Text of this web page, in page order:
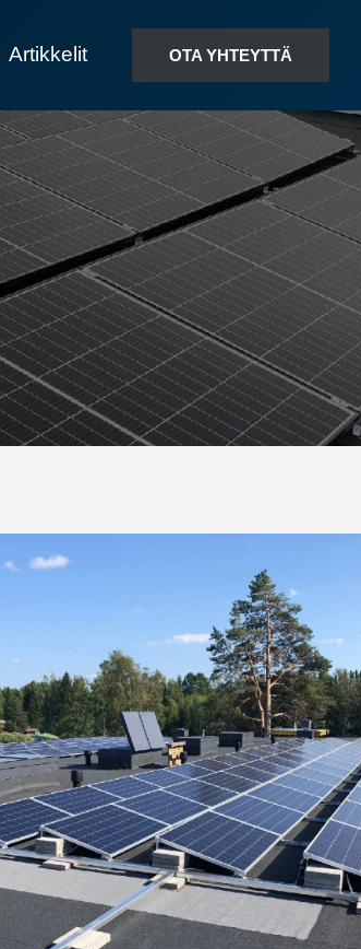
Artikkelit OTA YHTEYTTÄ